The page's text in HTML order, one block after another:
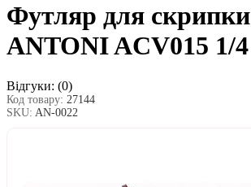
Футляр для скрипки
ANTONI ACV015 1/4
Відгуки: (0)
Код товару: 27144
SKU: AN-0022